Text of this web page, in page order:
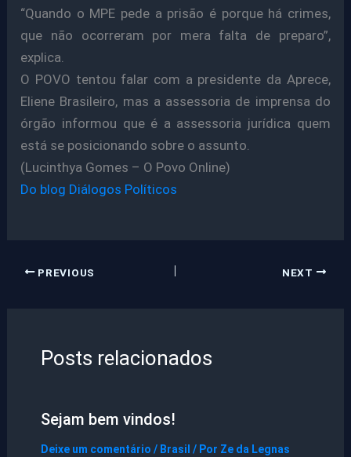
“Quando o MPE pede a prisão é porque há crimes,
que não ocorreram por mera falta de preparo”,
explica.
O POVO tentou falar com a presidente da Aprece,
Eliene Brasileiro, mas a assessoria de imprensa do
órgão informou que é a assessoria jurídica quem
está se posicionando sobre o assunto.
(Lucinthya Gomes – O Povo Online)
Do blog Diálogos Políticos
PREVIOUS NEXT
Posts relacionados
Sejam bem vindos!
Deixe um comentário / Brasil / Por Ze da Legnas